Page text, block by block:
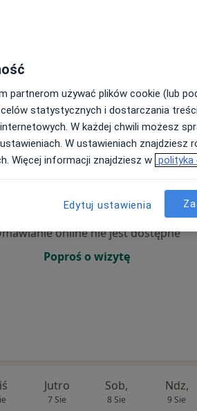
Sob, Ndz,
online nie jest dostępne
Poproś o wizytę
Jutro
7 Sie
Sob,
8 Sie
Ndz,
9 Sie
partnerom używać plików cookie (lub
statystycznych i dostarczania
W każdej chwili możesz
W ustawieniach znajdziesz
Więcej informacji znajdziesz w polityka
Edytuj ustawienia